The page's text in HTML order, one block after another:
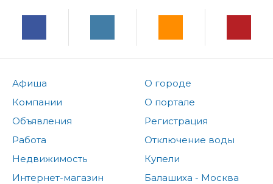
Афиша
Компании
Объявления
Работа
Недвижимость
Интернет-магазин
О городе
О портале
Регистрация
Отключение воды
Купели
Балашиха - Москва